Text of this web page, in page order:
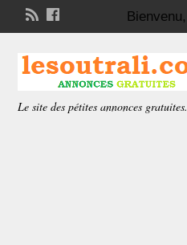
Bienvenu,
Le site des pétites annonces gratuites.